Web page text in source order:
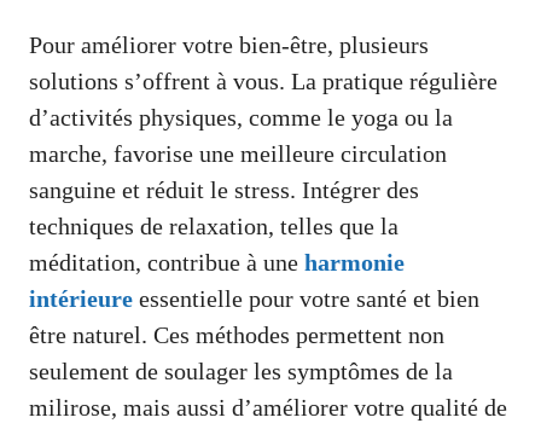
Pour améliorer votre bien-être, plusieurs
solutions s’offrent à vous. La pratique régulière
d’activités physiques, comme le yoga ou la
marche, favorise une meilleure circulation
sanguine et réduit le stress. Intégrer des
techniques de relaxation, telles que la
méditation, contribue à une harmonie
intérieure essentielle pour votre santé et bien
être naturel. Ces méthodes permettent non
seulement de soulager les symptômes de la
milirose, mais aussi d’améliorer votre qualité de